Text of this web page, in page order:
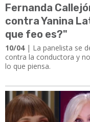
Fernanda
contra Yanina
que feo es?"
10/04| La panelista se
contra la conductora y
lo que piensa.